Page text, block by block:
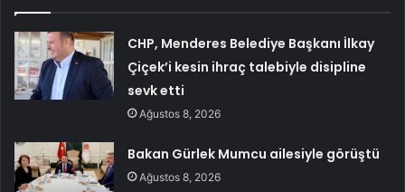
CHP, Menderes Belediye Başkanı İlkay
Çiçek’i kesin ihraç talebiyle disipline
sevk etti
Ağustos 8, 2026
Bakan Gürlek Mumcu ailesiyle görüştü
Ağustos 8, 2026